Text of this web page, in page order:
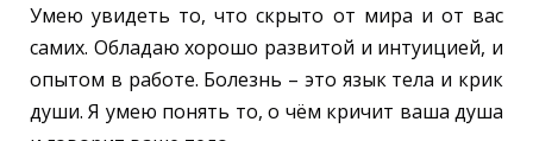
Умею увидеть то, что скрыто от мира и от вас
самих. Обладаю хорошо развитой и интуицией, и
опытом в работе. Болезнь – это язык тела и крик
души. Я умею понять то, о чём кричит ваша душа